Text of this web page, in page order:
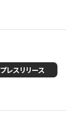
プレスリリース